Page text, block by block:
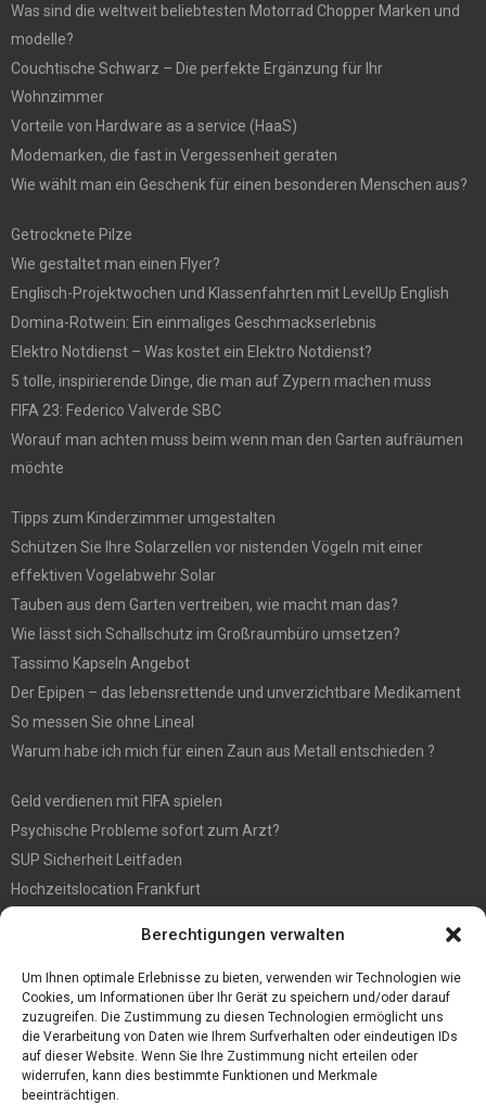
Berechtigungen verwalten
Um Ihnen optimale Erlebnisse zu bieten, verwenden wir Technologien wie
Cookies, um Informationen über Ihr Gerät zu speichern und/oder darauf
zuzugreifen. Die Zustimmung zu diesen Technologien ermöglicht uns
die Verarbeitung von Daten wie Ihrem Surfverhalten oder eindeutigen IDs
auf dieser Website. Wenn Sie Ihre Zustimmung nicht erteilen oder
widerrufen, kann dies bestimmte Funktionen und Merkmale
beeinträchtigen.
Was sind die weltweit beliebtesten Motorrad Chopper Marken und
modelle?
Couchtische Schwarz – Die perfekte Ergänzung für Ihr
Wohnzimmer
Vorteile von Hardware as a service (HaaS)
Modemarken, die fast in Vergessenheit geraten
Wie wählt man ein Geschenk für einen besonderen Menschen aus?
Getrocknete Pilze
Wie gestaltet man einen Flyer?
Englisch-Projektwochen und Klassenfahrten mit LevelUp English
Domina-Rotwein: Ein einmaliges Geschmackserlebnis
Elektro Notdienst – Was kostet ein Elektro Notdienst?
5 tolle, inspirierende Dinge, die man auf Zypern machen muss
FIFA 23: Federico Valverde SBC
Worauf man achten muss beim wenn man den Garten aufräumen
möchte
Tipps zum Kinderzimmer umgestalten
Schützen Sie Ihre Solarzellen vor nistenden Vögeln mit einer
effektiven Vogelabwehr Solar
Tauben aus dem Garten vertreiben, wie macht man das?
Wie lässt sich Schallschutz im Großraumbüro umsetzen?
Tassimo Kapseln Angebot
Der Epipen – das lebensrettende und unverzichtbare Medikament
So messen Sie ohne Lineal
Warum habe ich mich für einen Zaun aus Metall entschieden ?
Geld verdienen mit FIFA spielen
Psychische Probleme sofort zum Arzt?
SUP Sicherheit Leitfaden
Hochzeitslocation Frankfurt
Großer Spaß auf der Kirmes in Bonn!
Bester Oscam- und CCcam-Server für 2021